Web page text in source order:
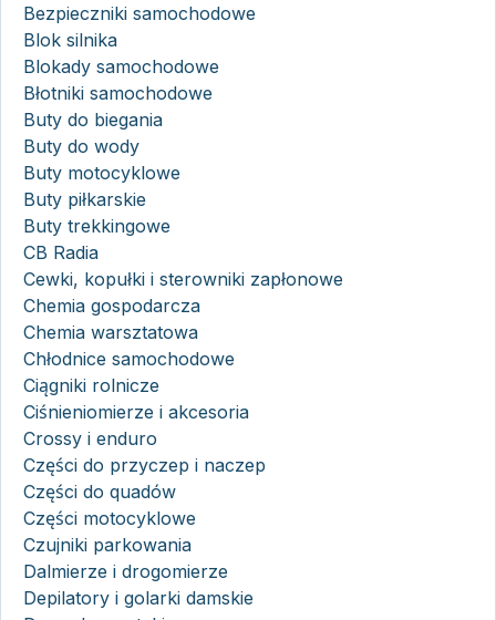
Bezpieczniki samochodowe
Blok silnika
Blokady samochodowe
Błotniki samochodowe
Buty do biegania
Buty do wody
Buty motocyklowe
Buty piłkarskie
Buty trekkingowe
CB Radia
Cewki, kopułki i sterowniki zapłonowe
Chemia gospodarcza
Chemia warsztatowa
Chłodnice samochodowe
Ciągniki rolnicze
Ciśnieniomierze i akcesoria
Crossy i enduro
Części do przyczep i naczep
Części do quadów
Części motocyklowe
Czujniki parkowania
Dalmierze i drogomierze
Depilatory i golarki damskie